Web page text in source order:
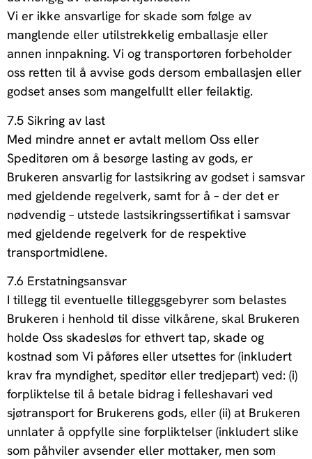
Vi er ikke ansvarlige for skade som følge av
manglende eller utilstrekkelig emballasje eller
annen innpakning. Vi og transportøren forbeholder
oss retten til å avvise gods dersom emballasjen eller
godset anses som mangelfullt eller feilaktig.
7.5 Sikring av last
Med mindre annet er avtalt mellom Oss eller
Speditøren om å besørge lasting av gods, er
Brukeren ansvarlig for lastsikring av godset i samsvar
med gjeldende regelverk, samt for å – der det er
nødvendig – utstede lastsikringssertifikat i samsvar
med gjeldende regelverk for de respektive
transportmidlene.
7.6 Erstatningsansvar
I tillegg til eventuelle tilleggsgebyrer som belastes
Brukeren i henhold til disse vilkårene, skal Brukeren
holde Oss skadesløs for ethvert tap, skade og
kostnad som Vi påføres eller utsettes for (inkludert
krav fra myndighet, speditør eller tredjepart) ved: (i)
forpliktelse til å betale bidrag i felleshavari ved
sjøtransport for Brukerens gods, eller (ii) at Brukeren
unnlater å oppfylle sine forpliktelser (inkludert slike
som påhviler avsender eller mottaker, men som